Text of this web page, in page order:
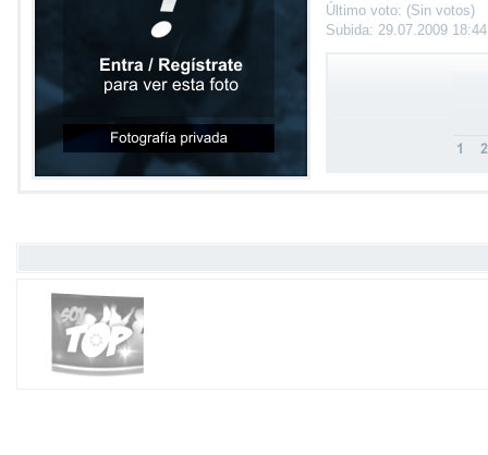
Último voto: (Sin votos)
Subida: 29.07.2009